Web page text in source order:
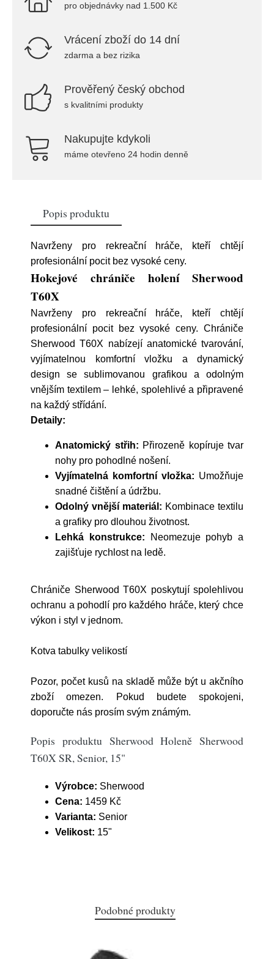
pro objednávky nad 1.500 Kč
Vrácení zboží do 14 dní
zdarma a bez rizika
Prověřený český obchod
s kvalitními produkty
Nakupujte kdykoli
máme otevřeno 24 hodin denně
Popis produktu
Navrženy pro rekreační hráče, kteří chtějí
profesionální pocit bez vysoké ceny.
Hokejové chrániče holení Sherwood
T60X
Navrženy pro rekreační hráče, kteří chtějí
profesionální pocit bez vysoké ceny. Chrániče
Sherwood T60X nabízejí anatomické tvarování,
vyjímatelnou komfortní vložku a dynamický
design se sublimovanou grafikou a odolným
vnějším textilem – lehké, spolehlivé a připravené
na každý střídání.
Detaily:
Anatomický střih: Přirozeně kopíruje tvar
nohy pro pohodlné nošení.
Vyjímatelná komfortní vložka: Umožňuje
snadné čištění a údržbu.
Odolný vnější materiál: Kombinace textilu
a grafiky pro dlouhou životnost.
Lehká konstrukce: Neomezuje pohyb a
zajišťuje rychlost na ledě.
Chrániče Sherwood T60X poskytují spolehlivou
ochranu a pohodlí pro každého hráče, který chce
výkon i styl v jednom.
Kotva tabulky velikostí
Pozor, počet kusů na skladě může být u akčního
zboží omezen. Pokud budete spokojeni,
doporučte nás prosím svým známým.
Popis produktu Sherwood Holeně Sherwood
T60X SR, Senior, 15"
Výrobce: Sherwood
Cena: 1459 Kč
Varianta: Senior
Velikost: 15"
Podobné produkty